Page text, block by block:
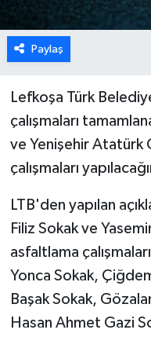
Paylaş
Lefkoşa Türk
çalışmaları
ve Yenişehir Atatürk
çalışmaları
LTB'den yapılan
Filiz Sokak ve
asfaltlama
Yonca Sokak,
Başak Sokak,
Hasan Ahmet Gazi
İÇ HABERLER
LAPTA
LEFKOŞA
Nöbetçi
ÖZEL HABER